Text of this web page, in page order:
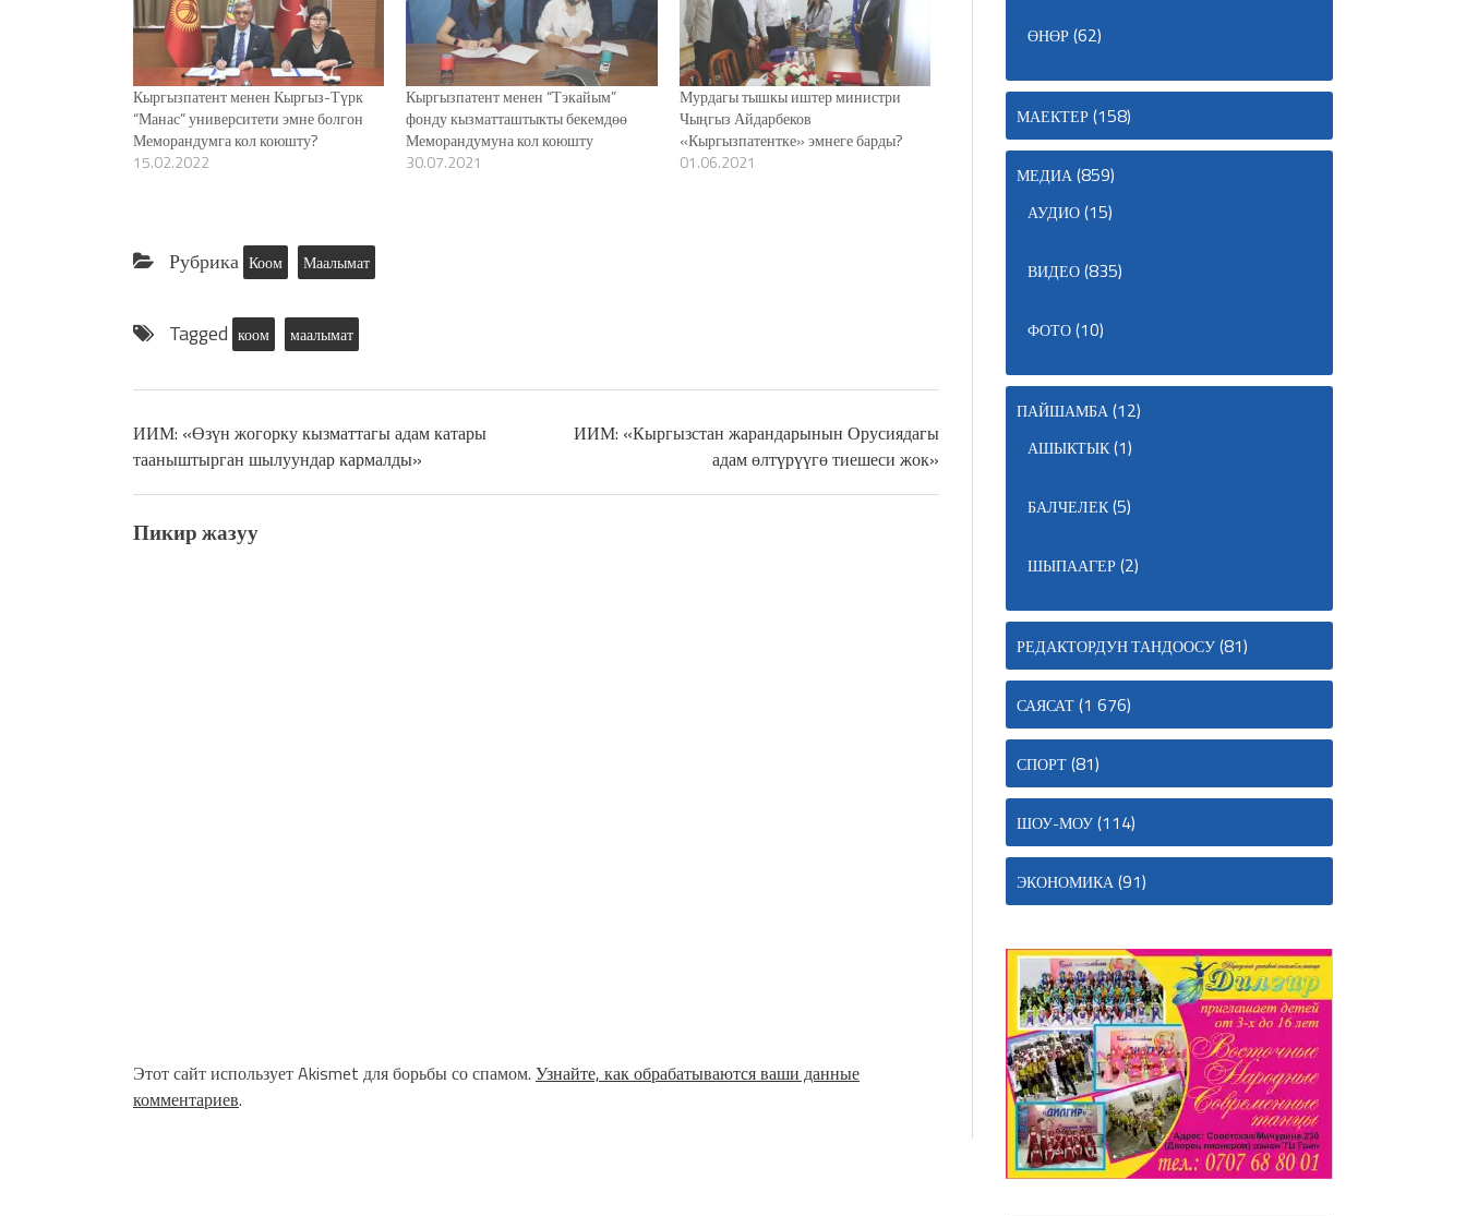
Кыргызпатент менен Кыргыз-Түрк
“Манас” университети эмне болгон
Меморандумга кол коюшту?
15.02.2022
Кыргызпатент менен “Тэкайым”
фонду кызматташтыкты бекемдөө
Меморандумуна кол коюшту
30.07.2021
Мурдагы тышкы иштер министри
Чыңгыз Айдарбеков
«Кыргызпатентке» эмнеге барды?
01.06.2021
Рубрика Коом Маалымат
Tagged коом маалымат
ИИМ: «Өзүн жогорку кызматтагы адам катары
тааныштырган шылуундар кармалды»
ИИМ: «Кыргызстан жарандарынын Орусиядагы
адам өлтүрүүгө тиешеси жок»
Пикир жазуу
Этот сайт использует Akismet для борьбы со спамом. Узнайте, как обрабатываются ваши данные
комментариев.
ӨНӨР(62)
МАЕКТЕР(158)
МЕДИА(859)
АУДИО(15)
ВИДЕО(835)
ФОТО(10)
ПАЙШАМБА(12)
АШЫКТЫК(1)
БАЛЧЕЛЕК(5)
ШЫПААГЕР(2)
РЕДАКТОРДУН ТАНДООСУ(81)
САЯСАТ(1 676)
СПОРТ(81)
ШОУ-МОУ(114)
ЭКОНОМИКА(91)